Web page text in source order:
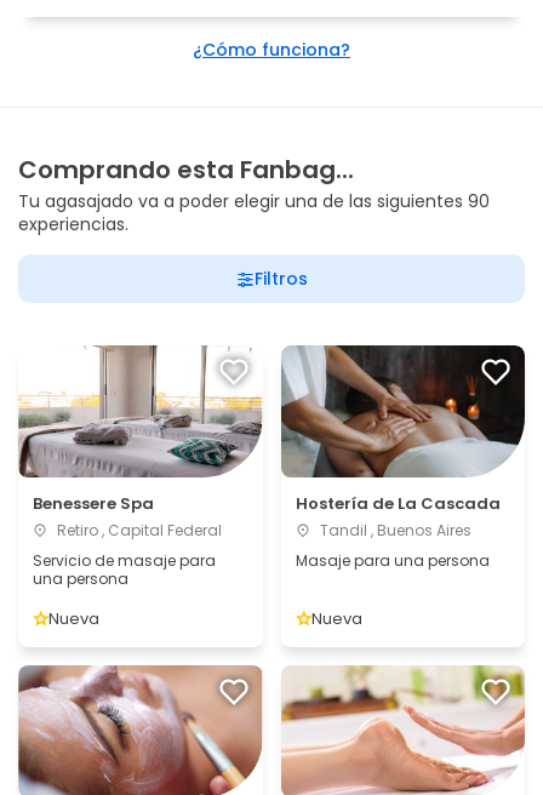
¿Cómo funciona?
Comprando esta Fanbag...
Tu agasajado va a poder elegir una de las siguientes 90
experiencias.
Filtros
Benessere Spa
Retiro , Capital Federal
Servicio de masaje para
una persona
Nueva
Hostería de La Cascada
Tandil , Buenos Aires
Masaje para una persona
Nueva